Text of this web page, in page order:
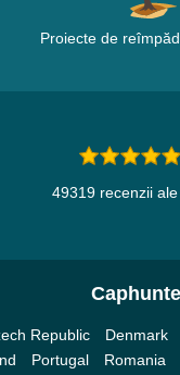
Proiecte de
49319 recenzii
Republic Denmark
Portugal Romania